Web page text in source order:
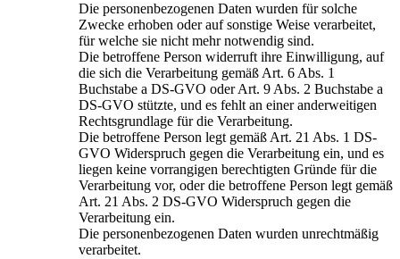
Die personenbezogenen Daten wurden für solche
Zwecke erhoben oder auf sonstige Weise verarbeitet,
für welche sie nicht mehr notwendig sind.
Die betroffene Person widerruft ihre Einwilligung, auf
die sich die Verarbeitung gemäß Art. 6 Abs. 1
Buchstabe a DS-GVO oder Art. 9 Abs. 2 Buchstabe a
DS-GVO stützte, und es fehlt an einer anderweitigen
Rechtsgrundlage für die Verarbeitung.
Die betroffene Person legt gemäß Art. 21 Abs. 1 DS-
GVO Widerspruch gegen die Verarbeitung ein, und es
liegen keine vorrangigen berechtigten Gründe für die
Verarbeitung vor, oder die betroffene Person legt gemäß
Art. 21 Abs. 2 DS-GVO Widerspruch gegen die
Verarbeitung ein.
Die personenbezogenen Daten wurden unrechtmäßig
verarbeitet.